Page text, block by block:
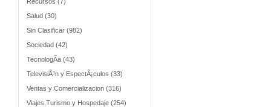
Salud (30)
Sin Clasificar (982)
Sociedad (42)
TecnologÃ­a (43)
TelevisiÃ³n y EspectÃ¡culos (33)
Ventas y Comercializacion (316)
Viajes,Turismo y Hospedaje (254)